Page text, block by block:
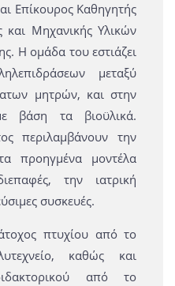
Επίκουρος Καθηγητής
και Μηχανικής Υλικών
Η ομάδα του εστιάζει
μεταξύ
μητρών, και στην
βάση τα βιοϋλικά.
περιλαμβάνουν την
προηγμένα μοντέλα
την ιατρική
συσκευές.
πτυχίου από το
καθώς και
από το